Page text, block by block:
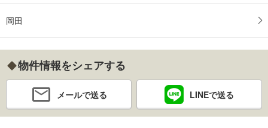
岡田
物件情報をシェアする
メールで送る LINEで送る